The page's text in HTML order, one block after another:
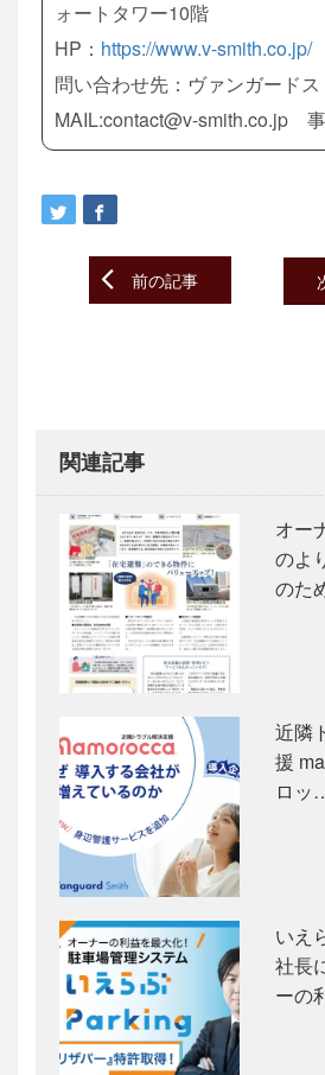
ォートタワー10階
HP： https://www.v-smith.co.jp/
問い合わせ先：ヴァンガードス
MAIL:contact@v-smith.co.jp
Post
navigation
前の記事
関連記事
オー
のよ
のた
近隣
援
ロッ
いえ
社長
ーの